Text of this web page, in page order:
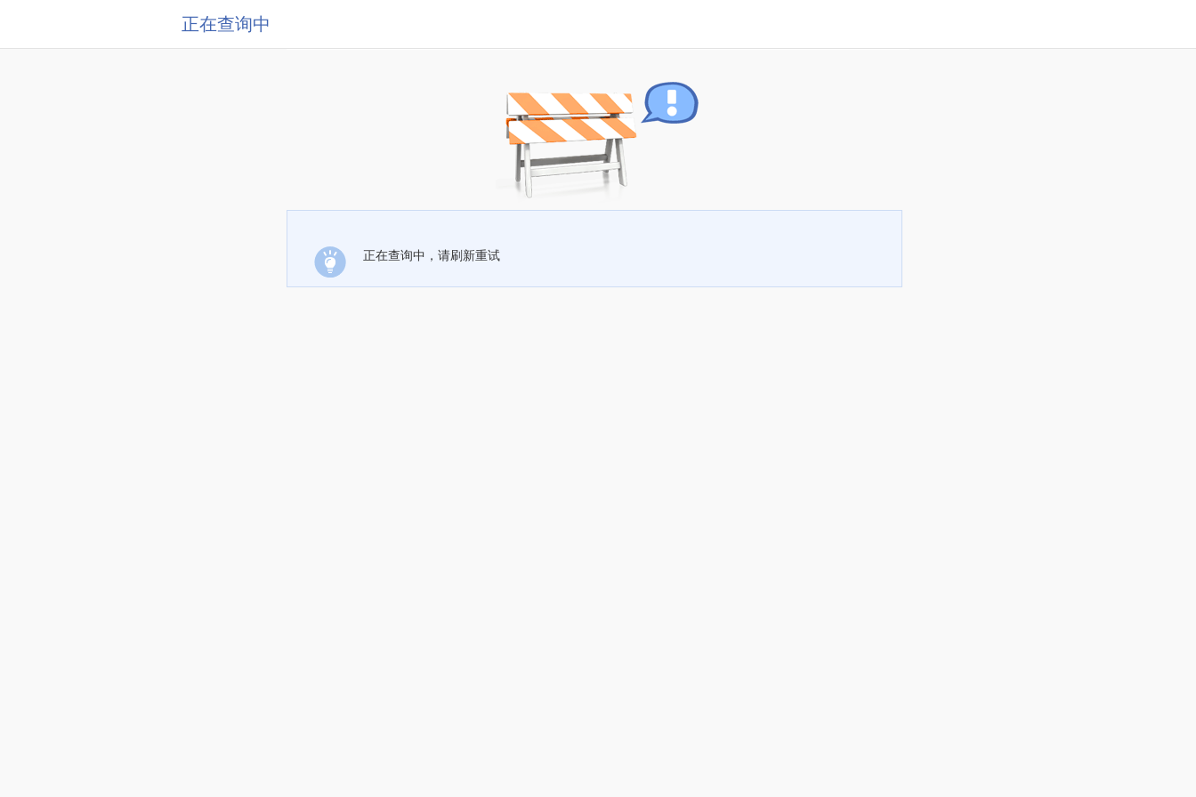
正在查询中
正在查询中，请刷新重试